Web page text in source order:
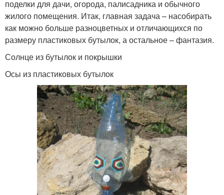
поделки для дачи, огорода, палисадника и обычного
жилого помещения. Итак, главная задача – насобирать
как можно больше разноцветных и отличающихся по
размеру пластиковых бутылок, а остальное – фантазия.
Солнце из бутылок и покрышки
Осы из пластиковых бутылок